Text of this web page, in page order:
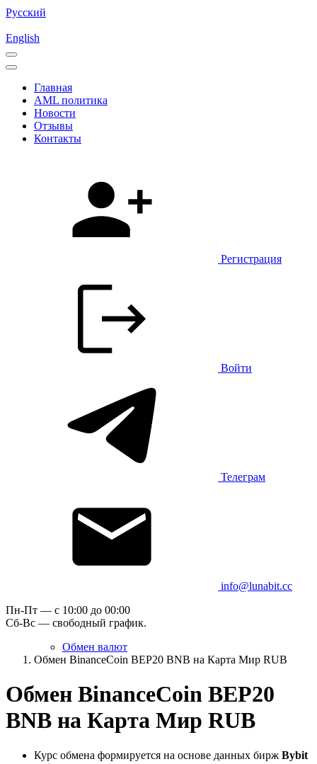
Русский
English
Главная
AML политика
Новости
Отзывы
Контакты
Регистрация
Войти
Телеграм
info@lunabit.cc
Пн-Пт — c 10:00 до 00:00
Сб-Вс — свободный график.
Обмен валют
Обмен BinanceCoin BEP20 BNB на Карта Мир RUB
Обмен BinanceCoin BEP20
BNB на Карта Мир RUB
Курс обмена формируется на основе данных бирж Bybit